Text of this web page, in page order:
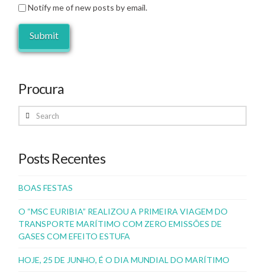
Notify me of new posts by email.
Procura
Search
Posts Recentes
BOAS FESTAS
O “MSC EURIBIA” REALIZOU A PRIMEIRA VIAGEM DO
TRANSPORTE MARÍTIMO COM ZERO EMISSÕES DE
GASES COM EFEITO ESTUFA
HOJE, 25 DE JUNHO, É O DIA MUNDIAL DO MARÍTIMO